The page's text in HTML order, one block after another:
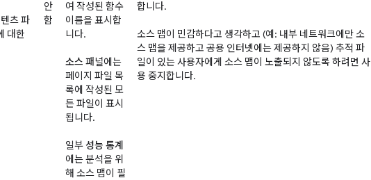
츠 파
대한
안
함
여 작성된 함수
이름을 표시합
니다.
소스 패널에는
페이지 파일 목
록에 작성된 모
든 파일이 표시
됩니다.
일부성능 통계
에는 분석을 위
해 소스 맵이 필
합니다.
소스 맵이 민감하다고 생각하고 (예: 내부 네트워크에만 소
스 맵을 제공하고 공용 인터넷에는 제공하지 않음) 추적 파
일이 있는 사용자에게 소스 맵이 노출되지 않도록 하려면 사
용 중지합니다.